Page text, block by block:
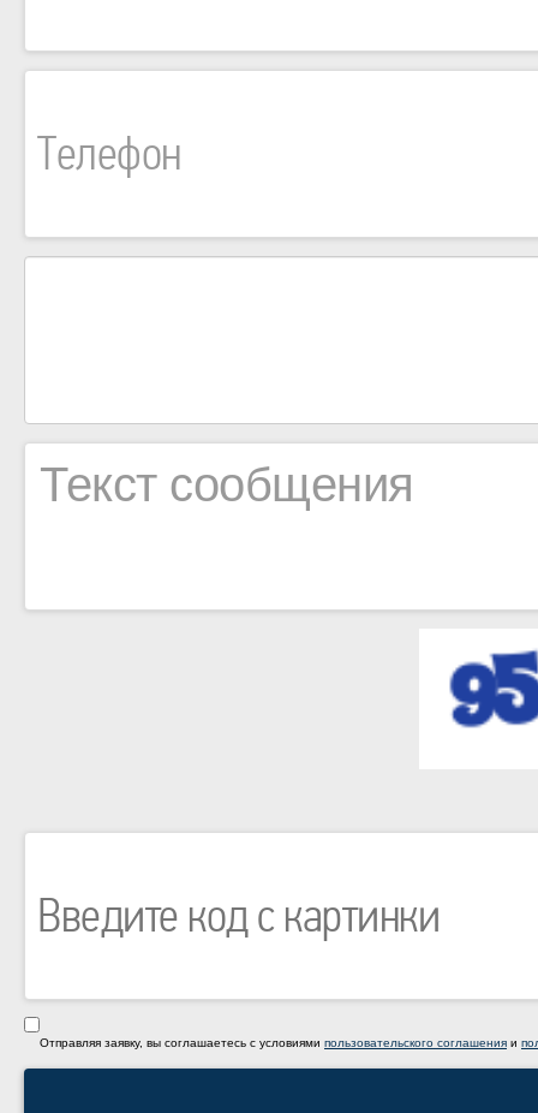
Отправляя заявку, вы соглашаетесь с условиями пользовательского соглашения и